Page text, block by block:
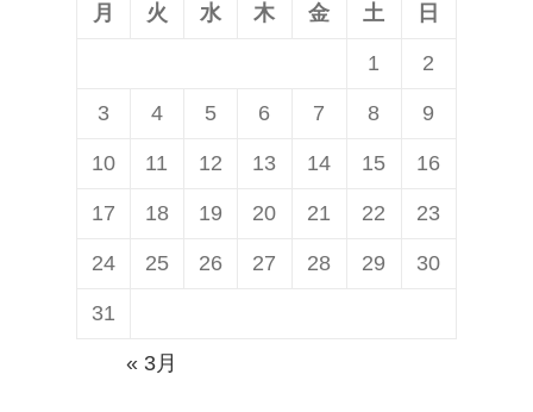
月 火 水 木 金 土 日
1 2
3 4 5 6 7 8 9
10 11 12 13 14 15 16
17 18 19 20 21 22 23
24 25 26 27 28 29 30
31
« 3月